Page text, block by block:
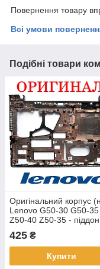
Повернення товару
Всі умови
Подібні товари
Оригінальний корпус
Lenovo G50-30 G50-35
Z50-40 Z50-35 - піддон
425 ₴
Купити